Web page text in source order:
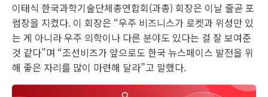
이태식 한국과학기술단체총연합회(과총) 회장은 이날 줄곧 포
럼장을 지켰다. 이 회장은 “우주 비즈니스가 로켓과 위성만 있
는 게 아니라 우주 의학이나 다른 분야도 있다는 걸 잘 보여준
것 같다”며 “조선비즈가 앞으로도 한국 뉴스페이스 발전을 위
해 좋은 자리를 많이 마련해 달라”고 말했다.